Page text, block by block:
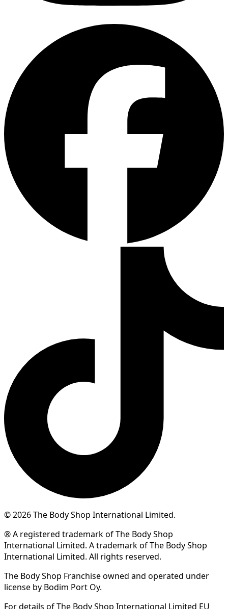
© 2026 The Body Shop International Limited.
® A registered trademark of The Body Shop
International Limited. A trademark of The Body Shop
International Limited. All rights reserved.
The Body Shop Franchise owned and operated under
license by Bodim Port Oy.
For details of The Body Shop International Limited EU